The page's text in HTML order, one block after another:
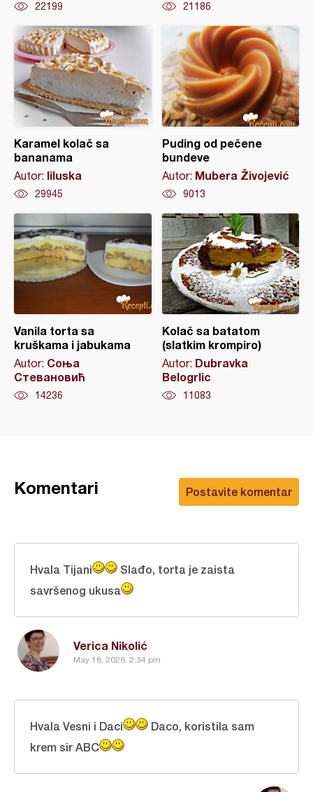
22199 21186
Karamel kolač sa
bananama
Autor: liluska
29945
Puding od pečene
bundeve
Autor: Mubera Živojević
9013
Vanila torta sa
kruškama i jabukama
Autor: Соња
Стевановић
14236
Kolač sa batatom
(slatkim krompiro)
Autor: Dubravka
Belogrlic
11083
Postavite komentar
Komentari
Verica Nikolić
May 18, 2026, 2:34 pm
Hvala Tijani
Slađo, torta je zaista
savršenog ukusa
Hvala Vesni i Daci
Daco, koristila sam
krem sir ABC